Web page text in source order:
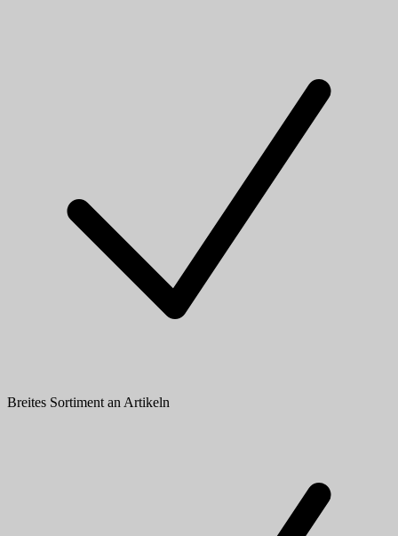
Breites Sortiment an Artikeln